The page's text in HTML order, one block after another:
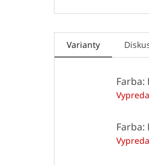
Varianty
Farba:
Farba: